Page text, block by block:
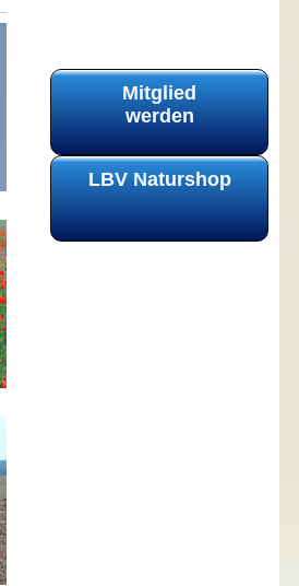
Mitglied
werden
LBV Naturshop